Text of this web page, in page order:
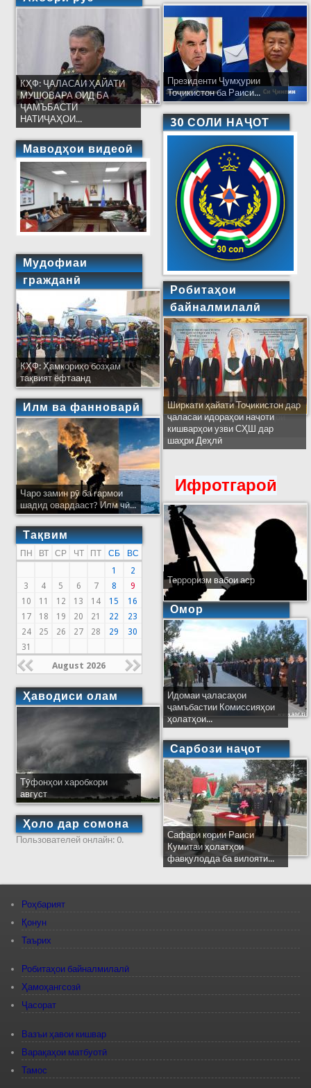
КҲФ: ҶАЛАСАИ ҲАЙАТИ
МУШОВАРА ОИД БА
ҶАМЪБАСТИ
НАТИҶАҲОИ...
Маводҳои видеоӣ
Мудофиаи
гражданӣ
КҲФ: Ҳамкориҳо бозҳам
тақвият ёфтаанд
Илм ва фанноварӣ
Чаро замин рӯ ба гармои
шадид овардааст? Илм чӣ...
Тақвим
ПН ВТ СР ЧТ ПТ СБ
ВС
1
2
3
4 5 6 7 8
9
10
11 12 13 14 15
16
17
18 19 20 21 22
23
24
25 26 27 28 29
30
31
August 2026
Ҳаводиси олам
Тӯфонҳои харобкори
август
Ҳоло дар сомона
Пользователей онлайн: 0.
Президенти Ҷумҳурии
Тоҷикистон ба Раиси...
30 СОЛИ НАҶОТ
Робитаҳои
байналмилалӣ
Ширкати ҳайати Тоҷикистон дар
ҷаласаи идораҳои наҷоти
кишварҳои узви СҲШ дар
шаҳри Деҳлӣ
Ифротгароӣ
Терроризм вабои аср
Омор
Идомаи ҷаласаҳои
ҷамъбастии Комиссияҳои
ҳолатҳои...
Сарбози наҷот
Сафари кории Раиси
Кумитаи ҳолатҳои
фавқулодда ба вилояти...
Роҳбарият
Қонун
Таърих
Робитаҳои байналмилалӣ
Ҳамоҳангсозӣ
Ҷасорат
Вазъи ҳавои кишвар
Варақаҳои матбуотӣ
Тамос